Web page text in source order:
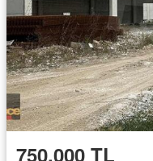
750.000 TL